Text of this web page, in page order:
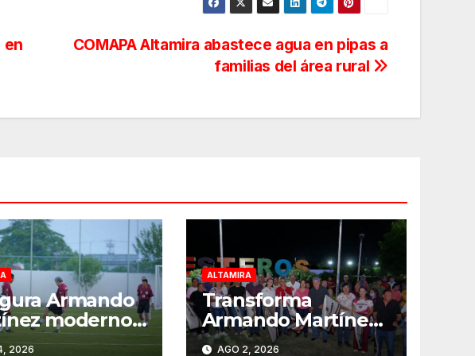
COMAPA Altamira abastece agua en pipas a
familias del área rural
en
Armando
moderno
sintético en
2026
ALTAMIRA
Transforma
Armando Martínez
la zona rural con
AGO 2, 2026